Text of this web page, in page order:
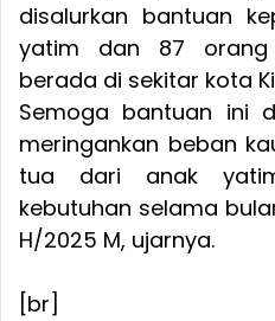
disalurkan bantuan
yatim dan 87
berada di sekitar kota
Semoga bantuan ini
meringankan beban
tua dari anak
kebutuhan selama
H/2025 M, ujarnya.
[br]